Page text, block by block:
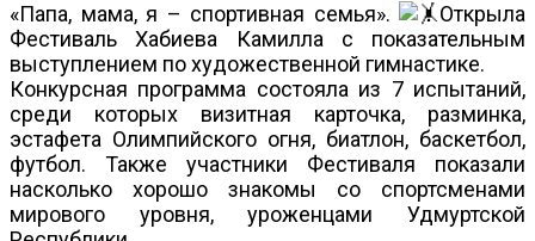
«Папа, мама, я – спортивная семья».
Открыла
Фестиваль Хабиева Камилла с показательным
выступлением по художественной гимнастике.
Конкурсная программа состояла из 7 испытаний,
среди которых визитная карточка, разминка,
эстафета Олимпийского огня, биатлон, баскетбол,
футбол. Также участники Фестиваля показали
насколько хорошо знакомы со спортсменами
мирового уровня, уроженцами Удмуртской